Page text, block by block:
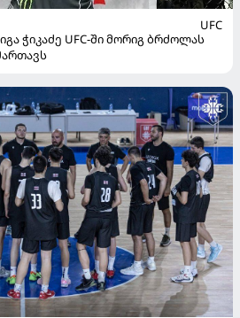
UFC
ჭიკაძე UFC-ში მორიგ ბრძოლას